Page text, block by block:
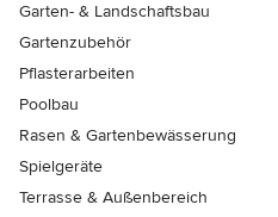
Garten- & Landschaftsbau
Gartenzubehör
Pflasterarbeiten
Poolbau
Rasen & Gartenbewässerung
Spielgeräte
Terrasse & Außenbereich